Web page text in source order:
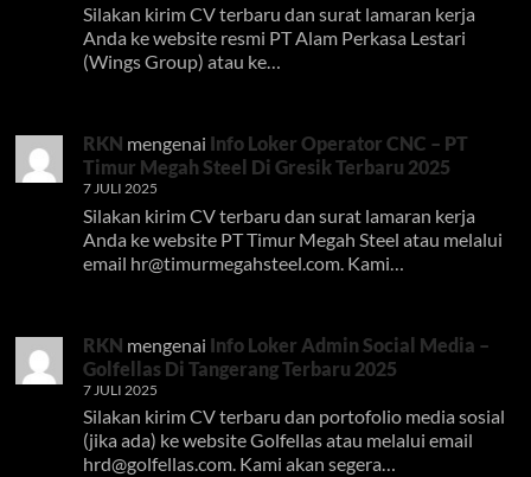
Silakan kirim CV terbaru dan surat lamaran kerja
Anda ke website resmi PT Alam Perkasa Lestari
(Wings Group) atau ke…
RKN mengenai Info Loker Operator CNC – PT
Timur Megah Steel Di Gresik Terbaru 2025
7 JULI 2025
Silakan kirim CV terbaru dan surat lamaran kerja
Anda ke website PT Timur Megah Steel atau melalui
email hr@timurmegahsteel.com . Kami…
RKN mengenai Info Loker Admin Social Media –
Golfellas Di Tangerang Terbaru 2025
7 JULI 2025
Silakan kirim CV terbaru dan portofolio media sosial
(jika ada) ke website Golfellas atau melalui email
hrd@golfellas.com. Kami akan segera…